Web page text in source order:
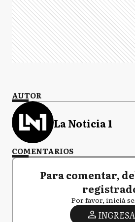
AUTOR
La Noticia 1
COMENTARIOS
Para comentar,
Por favor, iniciá
INGRESA